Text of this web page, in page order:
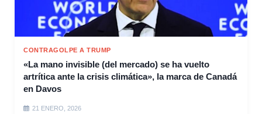
CONTRAGOLPE A TRUMP
«La mano invisible (del mercado) se ha vuelto
artrítica ante la crisis climática», la marca de Canadá
en Davos
21 ENERO, 2026